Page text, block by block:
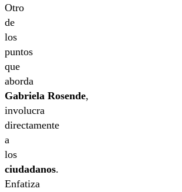
Otro
de
los
puntos
que
aborda
Gabriela Rosende,
involucra
directamente
a
los
ciudadanos.
Enfatiza